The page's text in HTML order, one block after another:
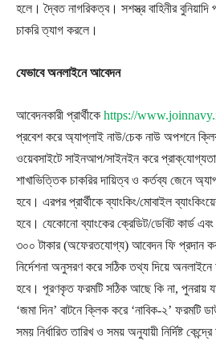
হলে। দ্বৈত নাগরিকত্ব। সশস্ত্র বাহিনীর বুনিয়াদি
চাকরি ত্যাগ করলে।
যেভাবে অনলাইনে আবেদন
আবেদনকারী প্রার্থীকে https://
প্রবেশ করে অ্যাপ্লাই নাউ/চেক নাউ অপশনে
ওয়েবসাইটে সাইনআপ/সাইনইন করে প্রাক্‌যোগ্যতা
শাখাভিত্তিক চাকরির দায়িত্ব ও কর্তব্য জেনে
হবে। এরপর প্রার্থীকে ব্যাংকিং/মোবাইল
হবে। যেকোনো ব্যাংকের ক্রেডিট/ডেবিট কার্ড এবং
৩০০ টাকার (অফেরতযোগ্য) আবেদন ফি প্রদান
নির্দেশনা অনুসরণ করে সঠিক তথ্য দিয়ে
হবে। পূরণকৃত ফরমটি সঠিক আছে কি না, পুনরায়
‘জমা দিন’ বাটনে ক্লিক করে ‘নাবিক-২’ ফরমটি
সময় নির্ধারিত তারিখ ও সময় অনুযায়ী নির্দিষ্ট